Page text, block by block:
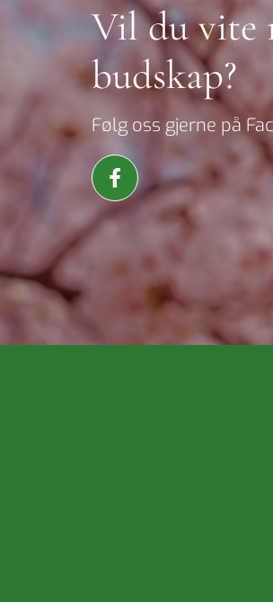
Vil du vite
budskap?
Følg oss gjerne på